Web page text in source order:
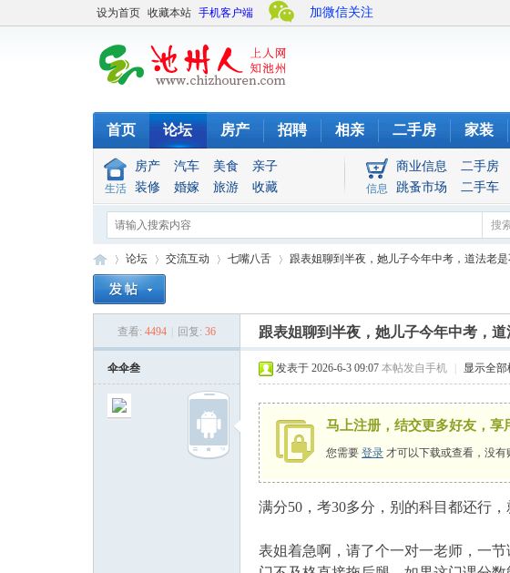
设为首页 收藏本站 手机客户端
首页 论坛 房产 招聘 相亲 二手房 家装
生活
房产 汽车 美食
亲子
装修
婚嫁 旅游 收藏 信息
商业信息 二手房
跳蚤市场
二手车
加微信关注
搜
论坛
›
交流互动
›
七嘴八舌
›
跟表姐聊到半夜，她儿子今年中考，道法老是
查看: 4494 回复: 36 跟表姐聊到半夜，她儿子今年中考，
伞伞叁 发表于 2026-6-3 09:07 本帖发自手机 显示全部
马上注册，结交更多好友，享
您需要 登录 才可以下载或查看，没有
满分50，考30多分，别的科目都还行
表姐着急啊，请了个一对一老师，一